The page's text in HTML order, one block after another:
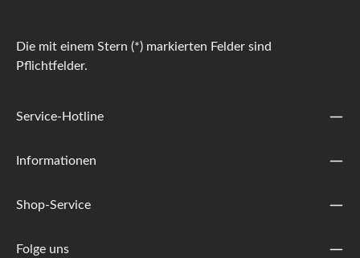
Die mit einem Stern (*) markierten Felder sind
Pflichtfelder.
Service-Hotline
Informationen
Shop-Service
Folge uns